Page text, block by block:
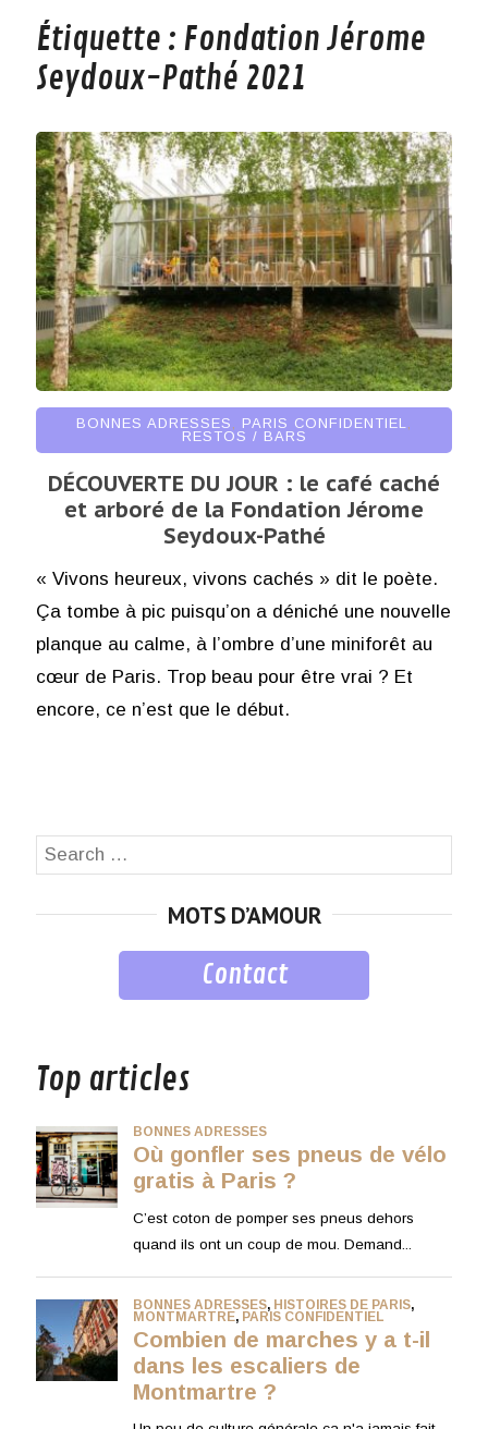
Étiquette : Fondation Jérome
Seydoux-Pathé 2021
BONNES ADRESSES PARIS CONFIDENTIEL
RESTOS / BARS
DÉCOUVERTE DU JOUR : le café caché
et arboré de la Fondation Jérome
Seydoux-Pathé
« Vivons heureux, vivons cachés » dit le poète.
Ça tombe à pic puisqu’on a déniché une nouvelle
planque au calme, à l’ombre d’une miniforêt au
cœur de Paris. Trop beau pour être vrai ? Et
encore, ce n’est que le début.
Search
MOTS D’AMOUR
Contact
Top articles